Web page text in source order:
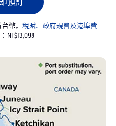
幣。 稅賦、政府規費及港埠費
NT$13,098